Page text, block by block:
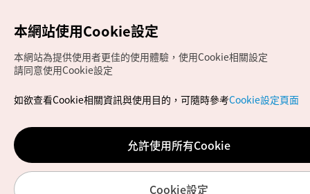
Copyrights (c) 韓國觀光公社版權所有
如有相關疑問或建議，歡迎來信至官方信箱
chinese_big5@knto.or.kr
本網站使用Cookie設定
本網站為提供使用者更佳的使用體驗，使用Cookie相關設定
請同意使用Cookie設定
如欲查看Cookie相關資訊與使用目的，可隨時參考Cookie設定頁面
允許使用所有Cookie
Cookie設定